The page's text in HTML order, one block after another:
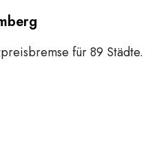
für 89 Städte.